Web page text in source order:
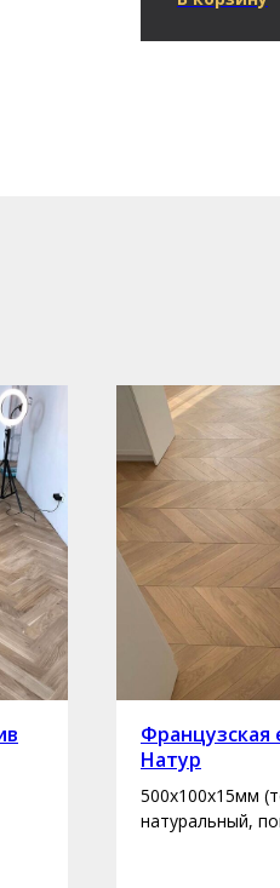
Французская
Натур
500х100х15мм
натуральный,